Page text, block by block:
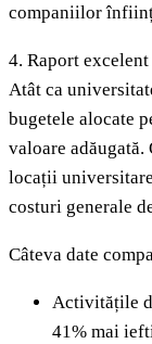
companiilor
4. Raport
Atât ca
bugetele alocate
valoare
locații
costuri generale
Câteva date
Activitățile
41% mai